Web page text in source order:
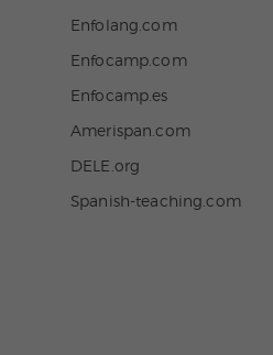
Enfolang.com
Enfocamp.com
Enfocamp.es
Amerispan.com
DELE.org
Spanish-teaching.com